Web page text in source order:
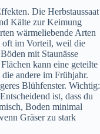
Die Herbstaussaat
Kälte zur Keimung
wärmeliebende Arten
oft im Vorteil, weil die
mit Staunässe
kann eine geteilte
andere im Frühjahr.
Blühfenster. Wichtig:
ist, dass du
Boden minimal
Gräser zu stark